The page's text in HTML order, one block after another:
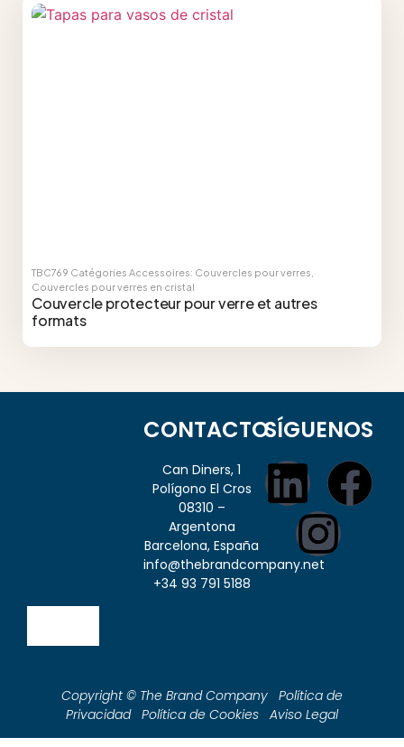
TBC769 Catégories Accessoires: Couvercles pour verres
Couvercles pour verres en cristal
Couvercle protecteur pour verre et autres
formats
CONTACTO
Can Diners, 1
Polígono El Cros
08310 –
Argentona
Barcelona, España
info@thebrandcompany.net
+34 93 791 5188
SÍGUENOS
Copyright © The Brand Company Política de
Privacidad Política de Cookies Aviso Legal